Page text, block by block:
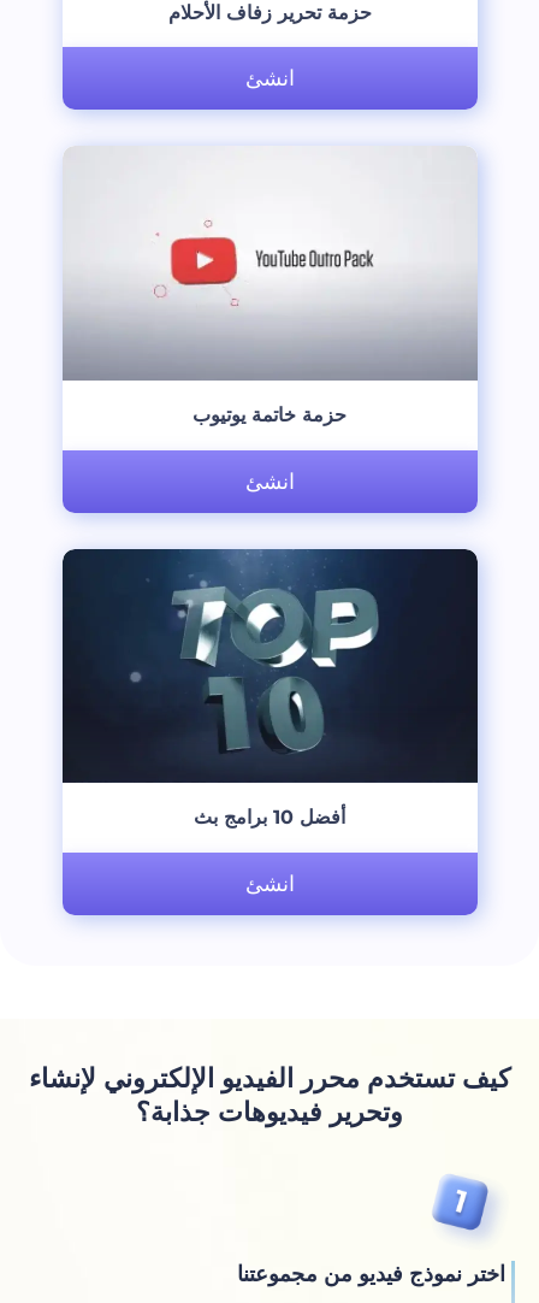
‫حزمة تحرير زفاف الأحلام‬
انشئ
حزمة خاتمة يوتيوب
انشئ
‫أفضل 10 برامج بث‬
انشئ
تستخدم محرر الفيديو الإلكتروني لإنشاء
وتحرير فيديوهات جذابة؟
نموذج فيديو من مجموعتنا